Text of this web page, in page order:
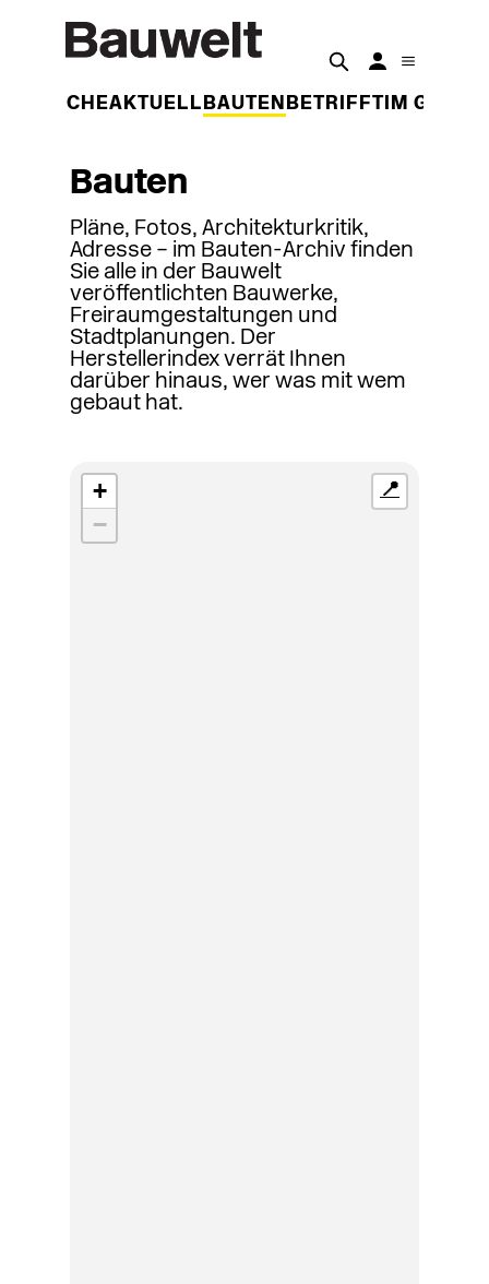
WOCHEAKTUELL BAUTEN BETRIFFT IM
Bauten
Pläne, Fotos, Architekturkritik,
Adresse – im Bauten-Archiv finden
Sie alle in der Bauwelt
veröffentlichten Bauwerke,
Freiraumgestaltungen und
Stadtplanungen. Der
Herstellerindex verrät Ihnen
darüber hinaus, wer was mit wem
gebaut hat.
+
−
📍